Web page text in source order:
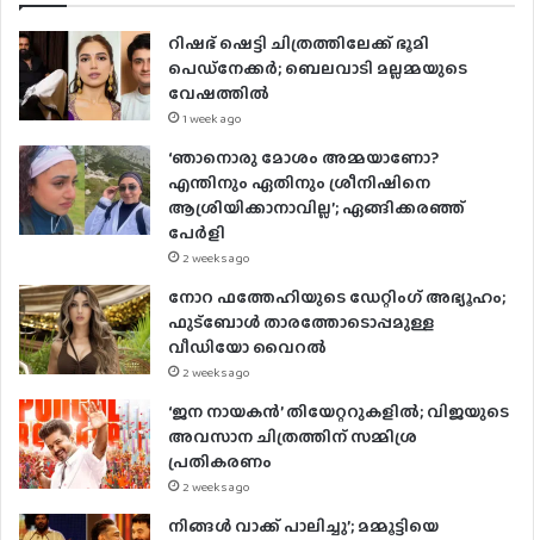
m
a
i
l
a
d
d
r
s
റിഷഭ് ഷെട്ടി ചിത്രത്തിലേക്ക് ഭൂമി
പെഡ്‌നേക്കർ; ബെലവാടി മല്ലമ്മയുടെ
വേഷത്തിൽ
1 week ago
‘ഞാനൊരു മോശം അമ്മയാണോ?
എന്തിനും ഏതിനും ശ്രീനിഷിനെ
ആശ്രിയിക്കാനാവില്ല’; ഏങ്ങിക്കരഞ്ഞ്
പേർളി
2 weeks ago
നോറ ഫത്തേഹിയുടെ ഡേറ്റിംഗ് അഭ്യൂഹം;
ഫുട്ബോൾ താരത്തോടൊപ്പമുള്ള
വീഡിയോ വൈറൽ
2 weeks ago
‘ജന നായകൻ’ തിയേറ്ററുകളിൽ; വിജയുടെ
അവസാന ചിത്രത്തിന് സമ്മിശ്ര
പ്രതികരണം
2 weeks ago
നിങ്ങൾ വാക്ക് പാലിച്ചു’; മമ്മൂട്ടിയെ